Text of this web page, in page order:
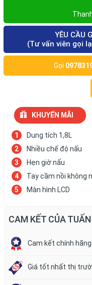
YÊU CẦU
(Tư vấn viên gọi
Gọi
KHUYẾN MÃI
Dung tích 1,8L
Nhiều chế độ nấu
Hẹn giờ nấu
Tay cầm nồi không
Màn hình LCD
CAM KẾT CỦA
Cam kết chính hãng
Giá tốt nhất thị